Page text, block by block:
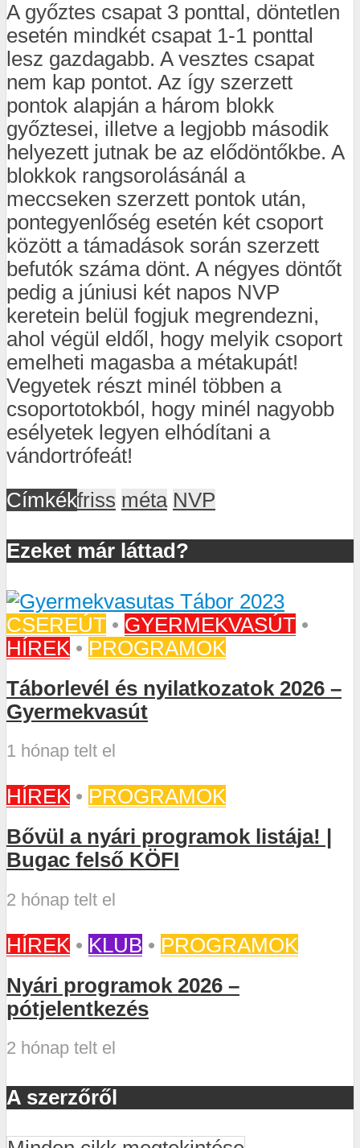
A győztes csapat 3 ponttal, döntetlen
esetén mindkét csapat 1-1 ponttal
lesz gazdagabb. A vesztes csapat
nem kap pontot. Az így szerzett
pontok alapján a három blokk
győztesei, illetve a legjobb második
helyezett jutnak be az elődöntőkbe. A
blokkok rangsorolásánál a
meccseken szerzett pontok után,
pontegyenlőség esetén két csoport
között a támadások során szerzett
befutók száma dönt. A négyes döntőt
pedig a júniusi két napos NVP
keretein belül fogjuk megrendezni,
ahol végül eldől, hogy melyik csoport
emelheti magasba a métakupát!
Vegyetek részt minél többen a
csoportotokból, hogy minél nagyobb
esélyetek legyen elhódítani a
vándortrófeát!
Címkékfriss méta NVP
Ezeket már láttad?
CSEREÚT • GYERMEKVASÚT •
HÍREK • PROGRAMOK
Táborlevél és nyilatkozatok 2026 –
Gyermekvasút
1 hónap telt el
HÍREK • PROGRAMOK
Bővül a nyári programok listája! |
Bugac felső KÖFI
2 hónap telt el
HÍREK • KLUB • PROGRAMOK
Nyári programok 2026 –
pótjelentkezés
2 hónap telt el
A szerzőről